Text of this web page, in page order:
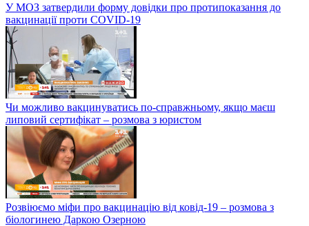
У МОЗ затвердили форму довідки про протипоказання до
вакцинації проти COVID-19
Чи можливо вакцинуватись по-справжньому, якщо маєш
липовий сертифікат – розмова з юристом
Розвіюємо міфи про вакцинацію від ковід-19 – розмова з
біологинею Даркою Озерною